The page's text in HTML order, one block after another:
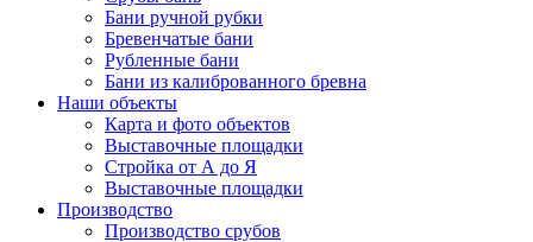
Бани ручной рубки
Бревенчатые бани
Рубленные бани
Бани из калиброванного бревна
Наши объекты
Карта и фото объектов
Выставочные площадки
Стройка от А до Я
Выставочные площадки
Производство
Производство срубов